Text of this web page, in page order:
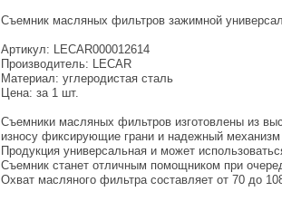
Съемник масляных фильтров зажимной
Артикул: LECAR000012614
Производитель: LECAR
Материал: углеродистая сталь
Цена: за 1 шт.
Съемники масляных фильтров изготовлены из
износу фиксирующие грани и надежный механизм
Продукция универсальная и может
Съемник станет отличным помощником при
Охват масляного фильтра составляет от 70 до